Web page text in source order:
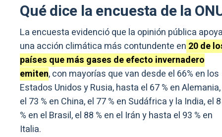
Qué dice la encuesta de la
La encuesta evidenció que la opinión pública
una acción climática más contundente en 20 de
países que más gases de efecto invernadero
emiten, con mayorías que van desde el 66% en los
Estados Unidos y Rusia, hasta el 67 % en Alemania,
el 73 % en China, el 77 % en Sudáfrica y la India, el
% en el Brasil, el 88 % en el Irán y hasta el 93 % en
Italia.